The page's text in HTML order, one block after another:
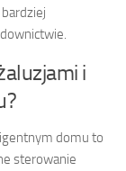
i
domu to
sterowanie